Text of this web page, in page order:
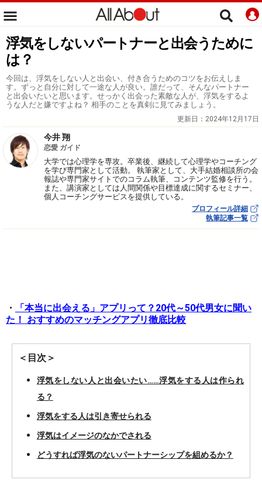
浮気をしないパートナーと出会うために
は？
今回は、浮気をしない人と出会い、付き合うためのコツをお伝えしま
す。ずっと自分に対して一途な人が良い。誰だって、そんなパートナー
と出会いたいと思います。せっかく出会った素敵な人が、浮気をするよ
うな人だと嫌ですよね？ 相手のことを真剣に見てみましょう。
更新日： 2024年12月17日
今井 翔
恋愛 ガイド
大学では心理学を専攻。卒業後、継続して心理学やコーチング
を学び専門家として活動。 執筆家として、大手結婚相談所の会
報誌や専門家サイトでのコラム執筆、コンテンツ監修を行う。
また、講演家としては人間関係や目標達成に関するセミナー、
個人コーチングサービスを提供している。
プロフィール詳細
執筆記事一覧
・
「本当に出会える」アプリって？20代～50代男女に聞い
た！ おすすめのマッチングアプリ徹底比較
＜目次＞
浮気をしない人と出会いたい……浮気をする人は作られ
る？
浮気をする人は引き寄せられる
浮気はイメージのなかでされる
どうすれば浮気のないパートナーシップを組めるか？